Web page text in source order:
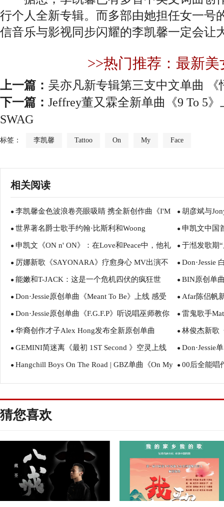
行个人全新专辑。而多部由她担任女一号
信音乐与影视同步闪耀的李凯馨一定会让
>>热门推荐：最新美
上一篇： 吴亦凡新专辑第三支中文单曲 《
下一篇： Jeffrey董又霖全新单曲《9 To 5
SWAG
标签： 李凯馨 Tattoo On My Face
相关阅读
● 李凯馨金色波浪卷亮眼吸睛 携全新创作曲《I'M
HAPPY》强势来袭
● 胡彦斌与
R&B和
● 世界著名爵士歌手约翰·比斯利和Woong
SanMU:CON发布单曲《Bear Walk》
● 申凯文中国
《On n’On》
● 申凯文《ON n' ON》：在Love和Peace中，他礼
貌Diss
● 于湉发歌期
回归
● 厉娜新歌《SAYONARA》疗愈身心 MV出演不
悲伤的告别
● Don·Jessie
《Trappin》
● 能嫩和T-JACK：这是一个危机四伏的疯狂世
界，从《Destination》说起
● BIN原创单
● Don·Jessie原创单曲《Meant To Be》上线 感受
说唱巫师的节奏魅力
● Afar陈侣帆
Ocean)》硬核
● Don·Jessie原创单曲《F.G.F.P》听说唱巫师教你
放胆做自己
● 雷鬼歌手
全新单曲《大
● 华裔创作才子Alex Hong发布全新原创单曲
《Get Closer》
● 林俊杰新歌
年音乐历程
● GEMINI简迷离《最初 1ST Second 》空灵上线
“量子情歌”阐明真爱作用定律
● Don·Jessie
梦想的声音
● Hangchill Boys On The Road | GBZ单曲《On My
Trip》正式发布
● 00后全能唱
与前沿审美的
猜您喜欢